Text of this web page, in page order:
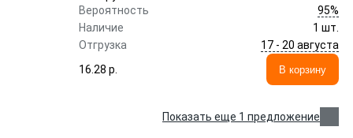
Вероятность
95%
Наличие
1 шт.
Отгрузка
17 - 20 августа
16.28 p.
В корзину
Показать еще 1 предложение